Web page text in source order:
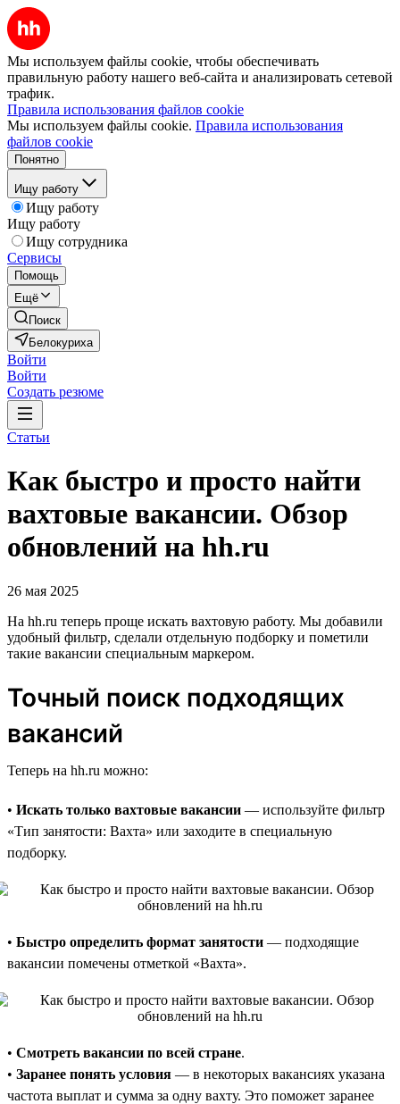
Мы используем файлы cookie, чтобы обеспечивать
правильную работу нашего веб-сайта и анализировать сетевой
трафик.
Правила использования файлов cookie
Мы используем файлы cookie. Правила использования
файлов cookie
Понятно
Ищу работу
Ищу работу
Ищу работу
Ищу сотрудника
Сервисы
Помощь
Ещё
Поиск
Белокуриха
Войти
Войти
Создать резюме
Статьи
Как быстро и просто найти
вахтовые вакансии. Обзор
обновлений на hh.ru
26 мая 2025
На hh.ru теперь проще искать вахтовую работу. Мы добавили
удобный фильтр, сделали отдельную подборку и пометили
такие вакансии специальным маркером.
Точный поиск подходящих
вакансий
Теперь на hh.ru можно:
• Искать только вахтовые вакансии — используйте фильтр
«Тип занятости: Вахта» или заходите в специальную
подборку.
• Быстро определить формат занятости — подходящие
вакансии помечены отметкой «Вахта».
• Смотреть вакансии по всей стране.
• Заранее понять условия — в некоторых вакансиях указана
частота выплат и сумма за одну вахту. Это поможет заранее